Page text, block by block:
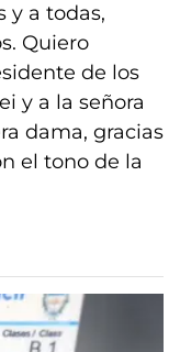
y a todas,
Quiero
de los
y a la señora
dama, gracias
el tono de la